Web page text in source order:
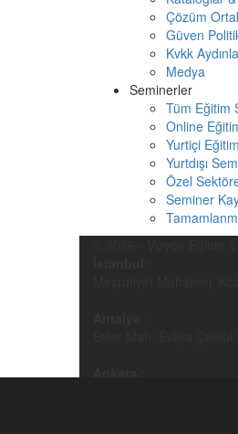
Çözüm
Güven
Kvkk
Medya
Seminerler
Tüm Eğitim
Online
Yurtiçi
Yurtdışı
Özel
Seminer